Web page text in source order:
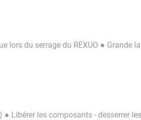
lors du serrage du REXUO ● Grande
Libérer les composants - desserrer